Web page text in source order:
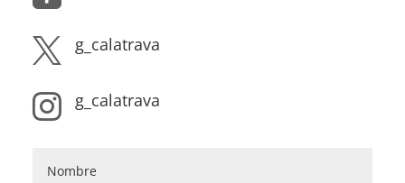
 g_calatrava
 g_calatrava